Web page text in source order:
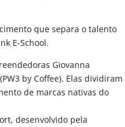
que separa o talento
E-School.
Giovanna
by Coffee). Elas dividiram
de marcas nativas do
desenvolvido pela